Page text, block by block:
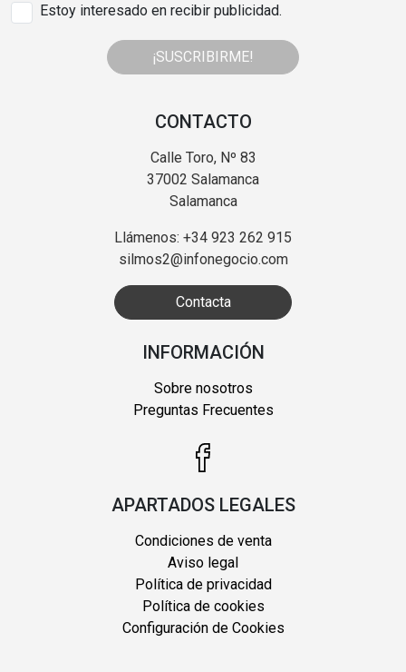
Estoy interesado en recibir publicidad.
¡SUSCRIBIRME!
CONTACTO
Calle Toro, Nº 83
37002 Salamanca
Salamanca
Llámenos: +34 923 262 915
silmos2@infonegocio.com
Contacta
INFORMACIÓN
Sobre nosotros
Preguntas Frecuentes
APARTADOS LEGALES
Condiciones de venta
Aviso legal
Política de privacidad
Política de cookies
Configuración de Cookies